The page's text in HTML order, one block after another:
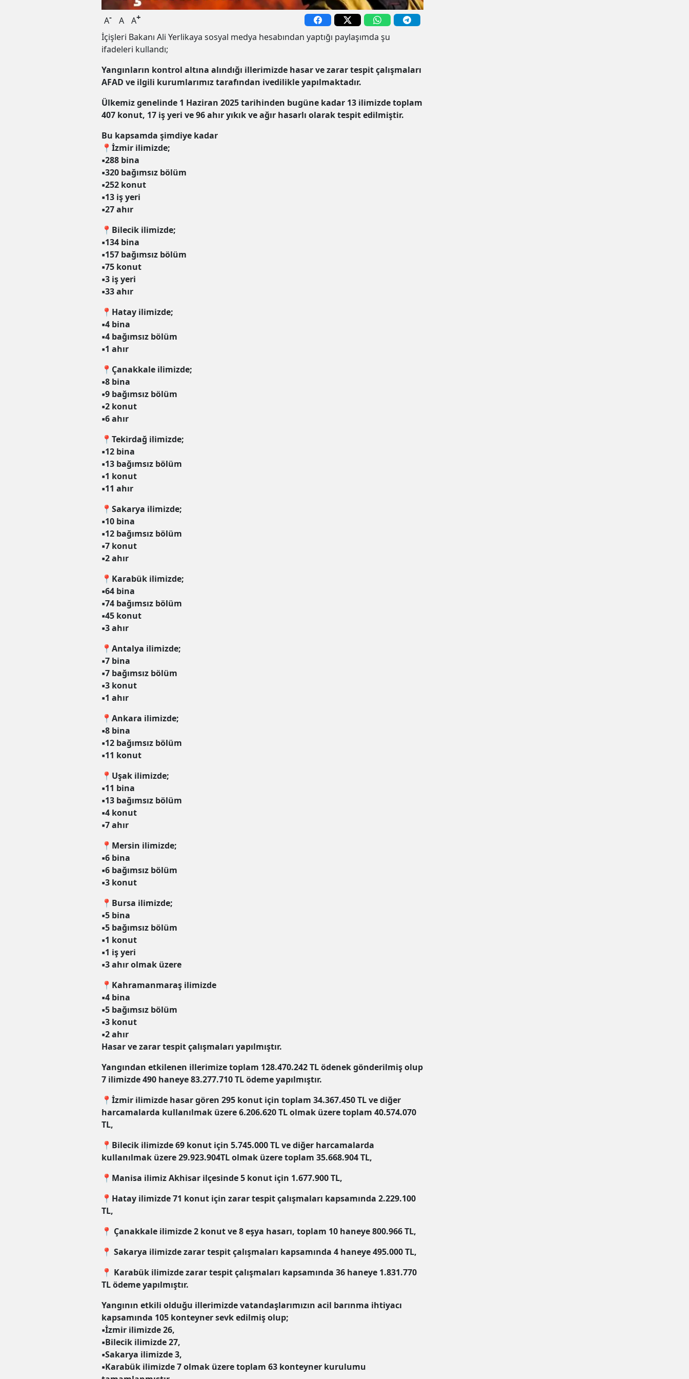
A- A A+
İçişleri Bakanı Ali Yerlikaya sosyal medya hesabından yaptığı paylaşımda şu
ifadeleri kullandı;
Yangınların kontrol altına alındığı illerimizde hasar ve zarar tespit çalışmaları
AFAD ve ilgili kurumlarımız tarafından ivedilikle yapılmaktadır.
Ülkemiz genelinde 1 Haziran 2025 tarihinden bugüne kadar 13 ilimizde toplam
407 konut, 17 iş yeri ve 96 ahır yıkık ve ağır hasarlı olarak tespit edilmiştir.
Bu kapsamda şimdiye kadar
📍İzmir ilimizde;
▪️288 bina
▪️320 bağımsız bölüm
▪️252 konut
▪️13 iş yeri
▪️27 ahır
📍Bilecik ilimizde;
▪️134 bina
▪️157 bağımsız bölüm
▪️75 konut
▪️3 iş yeri
▪️33 ahır
📍Hatay ilimizde;
▪️4 bina
▪️4 bağımsız bölüm
▪️1 ahır
📍Çanakkale ilimizde;
▪️8 bina
▪️9 bağımsız bölüm
▪️2 konut
▪️6 ahır
📍Tekirdağ ilimizde;
▪️12 bina
▪️13 bağımsız bölüm
▪️1 konut
▪️11 ahır
📍Sakarya ilimizde;
▪️10 bina
▪️12 bağımsız bölüm
▪️7 konut
▪️2 ahır
📍Karabük ilimizde;
▪️64 bina
▪️74 bağımsız bölüm
▪️45 konut
▪️3 ahır
📍Antalya ilimizde;
▪️7 bina
▪️7 bağımsız bölüm
▪️3 konut
▪️1 ahır
📍Ankara ilimizde;
▪️8 bina
▪️12 bağımsız bölüm
▪️11 konut
📍Uşak ilimizde;
▪️11 bina
▪️13 bağımsız bölüm
▪️4 konut
▪️7 ahır
📍Mersin ilimizde;
▪️6 bina
▪️6 bağımsız bölüm
▪️3 konut
📍Bursa ilimizde;
▪️5 bina
▪️5 bağımsız bölüm
▪️1 konut
▪️1 iş yeri
▪️3 ahır olmak üzere
📍Kahramanmaraş ilimizde
▪️4 bina
▪️5 bağımsız bölüm
▪️3 konut
▪️2 ahır
Hasar ve zarar tespit çalışmaları yapılmıştır.
Yangından etkilenen illerimize toplam 128.470.242 TL ödenek gönderilmiş olup
7 ilimizde 490 haneye 83.277.710 TL ödeme yapılmıştır.
📍İzmir ilimizde hasar gören 295 konut için toplam 34.367.450 TL ve diğer
harcamalarda kullanılmak üzere 6.206.620 TL olmak üzere toplam 40.574.070
TL,
📍Bilecik ilimizde 69 konut için 5.745.000 TL ve diğer harcamalarda
kullanılmak üzere 29.923.904TL olmak üzere toplam 35.668.904 TL,
📍Manisa ilimiz Akhisar ilçesinde 5 konut için 1.677.900 TL,
📍Hatay ilimizde 71 konut için zarar tespit çalışmaları kapsamında 2.229.100
TL,
📍 Çanakkale ilimizde 2 konut ve 8 eşya hasarı, toplam 10 haneye 800.966 TL,
📍 Sakarya ilimizde zarar tespit çalışmaları kapsamında 4 haneye 495.000 TL,
📍 Karabük ilimizde zarar tespit çalışmaları kapsamında 36 haneye 1.831.770
TL ödeme yapılmıştır.
Yangının etkili olduğu illerimizde vatandaşlarımızın acil barınma ihtiyacı
kapsamında 105 konteyner sevk edilmiş olup;
▪️İzmir ilimizde 26,
▪️Bilecik ilimizde 27,
▪️Sakarya ilimizde 3,
▪️Karabük ilimizde 7 olmak üzere toplam 63 konteyner kurulumu